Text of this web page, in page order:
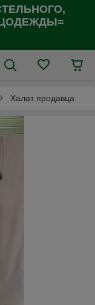
Халат продавца